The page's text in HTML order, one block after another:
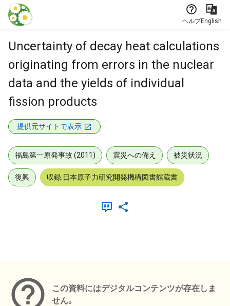
本文に飛ぶ
ヘルプEnglish
Uncertainty of decay heat calculations
originating from errors in the nuclear
data and the yields of individual
fission products
提供元サイトで表示
福島第一原発事故 (2011) 震災への備え 被災状況
復興 収録:日本原子力研究開発機構図書館蔵書
この資料にはデジタルコンテンツが存在しま
せん。